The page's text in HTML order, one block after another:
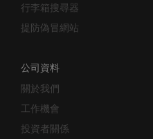
行李箱搜尋器
提防偽冒網站
公司資料
關於我們
工作機會
投資者關係